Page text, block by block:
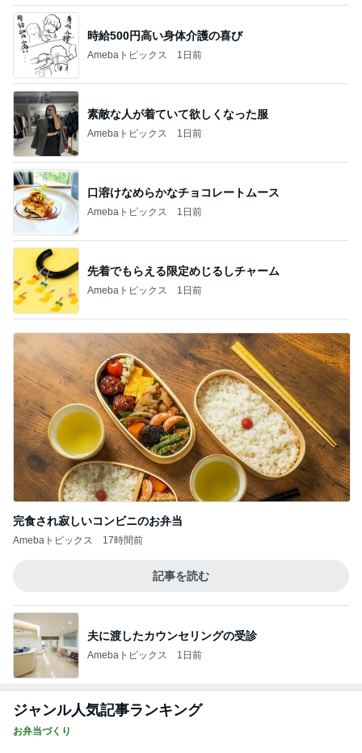
時給500円高い身体介護の喜び
Amebaトピックス 1日前
素敵な人が着ていて欲しくなった服
Amebaトピックス 1日前
口溶けなめらかなチョコレートムース
Amebaトピックス 1日前
先着でもらえる限定めじるしチャーム
Amebaトピックス 1日前
完食され寂しいコンビニのお弁当
Amebaトピックス 17時間前
記事を読む
夫に渡したカウンセリングの受診
Amebaトピックス 1日前
ジャンル人気記事ランキング
お弁当づくり